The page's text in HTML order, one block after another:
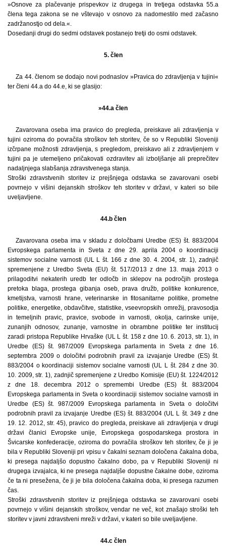
»Osnove za plačevanje prispevkov iz drugega in tretjega odstavka 55.a
člena tega zakona se ne vštevajo v osnovo za nadomestilo med začasno
zadržanostjo od dela.«.
Dosedanji drugi do sedmi odstavek postanejo tretji do osmi odstavek.
5. člen
Za 44. členom se dodajo novi podnaslov »Pravica do zdravljenja v tujini«
ter členi 44.a do 44.e, ki se glasijo:
»44.a člen
Zavarovana oseba ima pravico do pregleda, preiskave ali zdravljenja v
tujini oziroma do povračila stroškov teh storitev, če so v Republiki Sloveniji
izčrpane možnosti zdravljenja, s pregledom, preiskavo ali z zdravljenjem v
tujini pa je utemeljeno pričakovati ozdravitev ali izboljšanje ali preprečitev
nadaljnjega slabšanja zdravstvenega stanja.
Stroški zdravstvenih storitev iz prejšnjega odstavka se zavarovani osebi
povrnejo v višini dejanskih stroškov teh storitev v državi, v kateri so bile
uveljavljene.
44.b člen
Zavarovana oseba ima v skladu z določbami Uredbe (ES) št. 883/2004
Evropskega parlamenta in Sveta z dne 29. aprila 2004 o koordinaciji
sistemov socialne varnosti (UL L št. 166 z dne 30. 4. 2004, str. 1), zadnjič
spremenjene z Uredbo Sveta (EU) št. 517/2013 z dne 13. maja 2013 o
prilagoditvi nekaterih uredb ter odločb in sklepov na področjih prostega
pretoka blaga, prostega gibanja oseb, prava družb, politike konkurence,
kmetijstva, varnosti hrane, veterinarske in fitosanitarne politike, prometne
politike, energetike, obdavčitve, statistike, vseevropskih omrežij, pravosodja
in temeljnih pravic, pravice, svobode in varnosti, okolja, carinske unije,
zunanjih odnosov, zunanje, varnostne in obrambne politike ter institucij
zaradi pristopa Republike Hrvaške (UL L št. 158 z dne 10. 6. 2013, str. 1), in
Uredbe (ES) št. 987/2009 Evropskega parlamenta in Sveta z dne 16.
septembra 2009 o določitvi podrobnih pravil za izvajanje Uredbe (ES) št.
883/2004 o koordinaciji sistemov socialne varnosti (UL L št. 284 z dne 30.
10. 2009, str. 1), zadnjič spremenjene z Uredbo Komisije (EU) št. 1224/2012
z dne 18. decembra 2012 o spremembi Uredbe (ES) št. 883/2004
Evropskega parlamenta in Sveta o koordinaciji sistemov socialne varnosti in
Uredbe (ES) št. 987/2009 Evropskega parlamenta in Sveta o določitvi
podrobnih pravil za izvajanje Uredbe (ES) št. 883/2004 (UL L št. 349 z dne
19. 12. 2012, str. 45), pravico do pregleda, preiskave ali zdravljenja v drugi
državi članici Evropske unije, Evropskega gospodarskega prostora in
Švicarske konfederacije, oziroma do povračila stroškov teh storitev, če ji je
bila v Republiki Sloveniji pri vpisu v čakalni seznam določena čakalna doba,
ki presega najdaljšo dopustno čakalno dobo, pa v Republiki Sloveniji ni
drugega izvajalca, ki ne presega najdaljše dopustne čakalne dobe, oziroma
če ta ni presežena, če ji je bila določena čakalna doba, ki presega razumen
čas.
Stroški zdravstvenih storitev iz prejšnjega odstavka se zavarovani osebi
povrnejo v višini dejanskih stroškov, vendar ne več, kot znašajo stroški teh
storitev v javni zdravstveni mreži v državi, v kateri so bile uveljavljene.
44.c člen